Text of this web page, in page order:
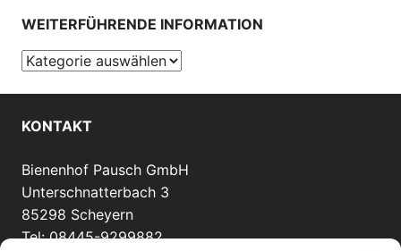
WEITERFÜHRENDE INFORMATION
Weiterführende
KONTAKT
Bienenhof Pausch GmbH
Unterschnatterbach 3
85298 Scheyern
Tel: 08445-9299882